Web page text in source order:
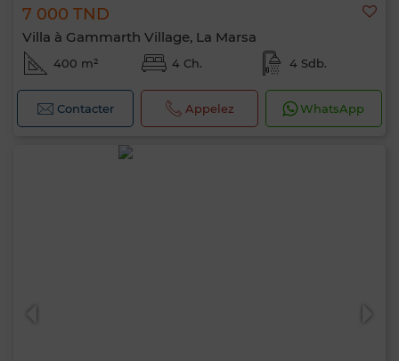
7 000 TND
Villa à Gammarth Village, La Marsa
400 m² 4 Ch. 4 Sdb.
Contacter Appelez WhatsApp